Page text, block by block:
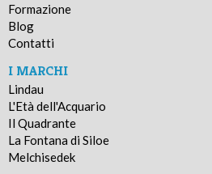
Formazione
Blog
Contatti
I MARCHI
Lindau
L'Età dell'Acquario
Il Quadrante
La Fontana di Siloe
Melchisedek